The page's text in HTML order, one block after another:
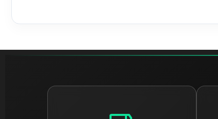
Ce traitement permet non seulement de vous
04. Contrôle technique individuel